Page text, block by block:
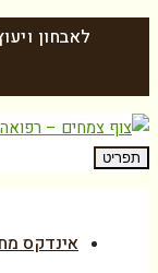
לאבחון
תפריט
אינדקס